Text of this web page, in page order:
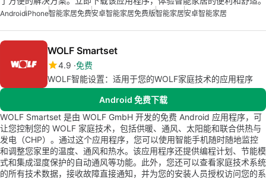
AndroidiPhone智能家居免费安卓智能家居免费版智能家居安卓智能家居
WOLF Smartset
4.9 免费
WOLF智能设置：适用于您的WOLF家庭技术的应用程序
Android 免费下载
WOLF Smartset 是由 WOLF GmbH 开发的免费 Android 应用程序，可
让您控制您的 WOLF 家庭技术，包括供暖、通风、太阳能和联合供热与
发电（CHP）。通过这个应用程序，您可以使用智能手机随时随地监控
和调整您家里的温度、通风和热水。该应用程序还提供编程计划、节能模
式和集成湿度保护的自动通风等功能。此外，您还可以查看家庭技术系统
的所有技术数据，接收故障直接通知，并为您的安装人员授权访问您的系